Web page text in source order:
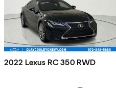
2022 Lexus RC 350 RWD